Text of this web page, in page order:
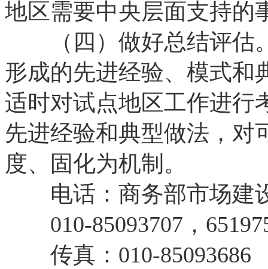
地区需要中央层面支持的
（四）做好总结评估
形成的先进经验、模式和
适时对试点地区工作进行
先进经验和典型做法，对
度、固化为机制。
电话：商务部市场建
010-85093707，
传真：010-85093686